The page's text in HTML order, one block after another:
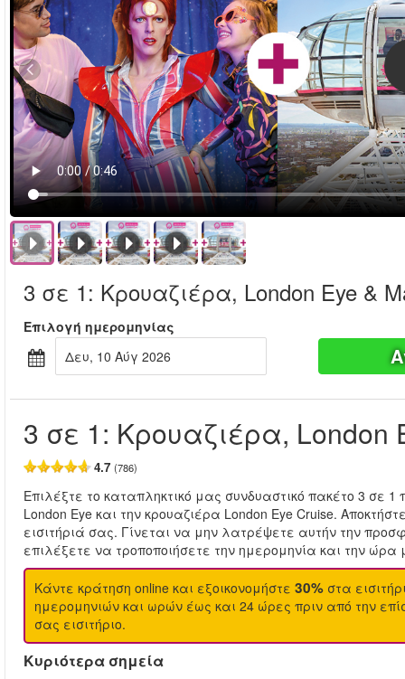
3 σε 1: Κρουαζιέρα, London Eye &
Επιλογή ημερομηνίας
Δευ, 10 Αύγ 2026
3 σε 1: Κρουαζιέρα, London
4.7 (786)
Επιλέξτε το καταπληκτικό μας συνδυαστικό πακέτο 3 σε
London Eye και την κρουαζιέρα London Eye Cruise.
εισιτήριά σας. Γίνεται να μην λατρέψετε αυτήν την
επιλέξετε να τροποποιήσετε την ημερομηνία και την
Κάντε κράτηση online και εξοικονομήστε 30% στα
ημερομηνιών και ωρών έως και 24 ώρες πριν από την
σας εισιτήριο.
Κυριότερα σημεία